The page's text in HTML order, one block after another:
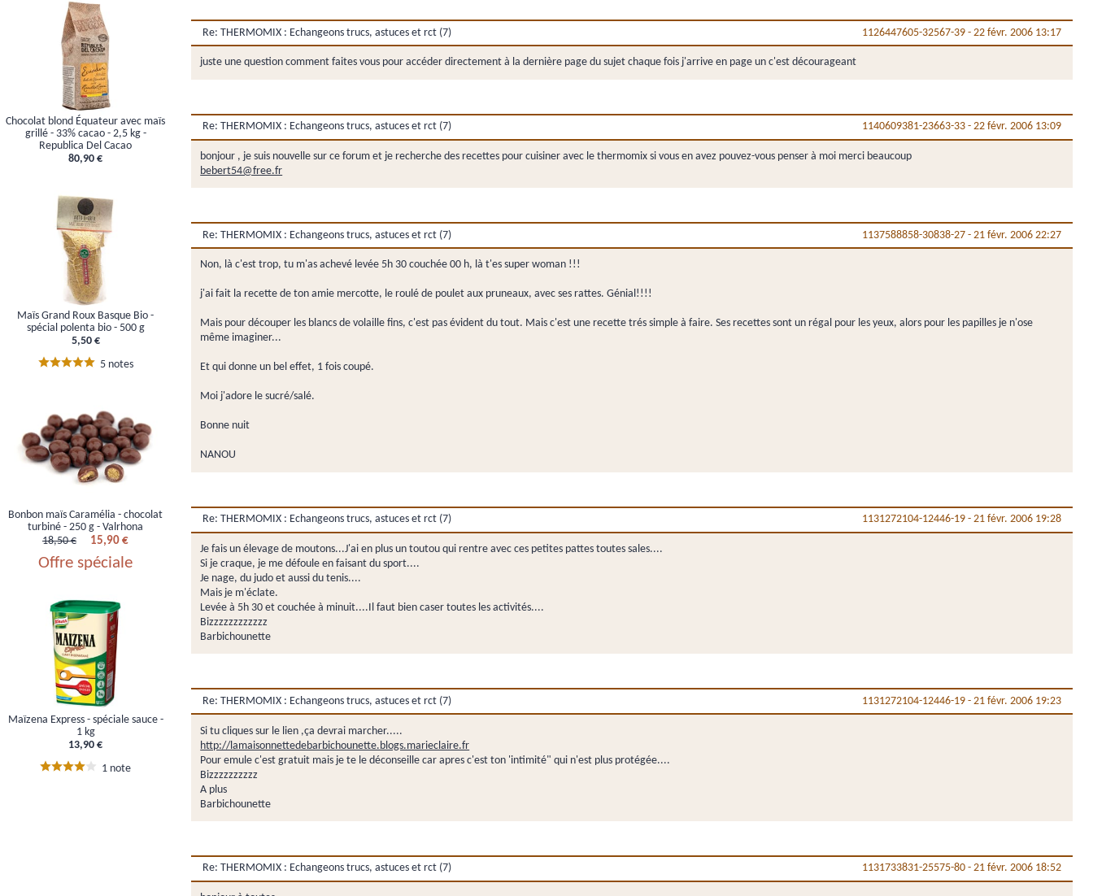
Chocolat blond Équateur avec maïs
grillé - 33% cacao - 2,5 kg -
Republica Del Cacao
80,90 €
Maïs Grand Roux Basque Bio -
spécial polenta bio - 500 g
5,50 €
5 notes
Bonbon maïs Caramélia - chocolat
turbiné - 250 g - Valrhona
18,50 €
15,90 €
Offre spéciale
Maïzena Express - spéciale sauce -
1 kg
13,90 €
1 note
Re: THERMOMIX : Echangeons trucs, astuces et rct (7) 1126447605-32567-39 - 22 févr. 2006 13:17
juste une question comment faites vous pour accéder directement à la dernière page du sujet chaque fois j'arrive en page un c'est décourageant
Re: THERMOMIX : Echangeons trucs, astuces et rct (7) 1140609381-23663-33 - 22 févr. 2006 13:09
bonjour , je suis nouvelle sur ce forum et je recherche des recettes pour cuisiner avec le thermomix si vous en avez pouvez-vous penser à moi merci beaucoup
bebert54@free.fr
Re: THERMOMIX : Echangeons trucs, astuces et rct (7) 1137588858-30838-27 - 21 févr. 2006 22:27
Non, là c'est trop, tu m'as achevé levée 5h 30 couchée 00 h, là t'es super woman !!!
j'ai fait la recette de ton amie mercotte, le roulé de poulet aux pruneaux, avec ses rattes. Génial!!!!
Mais pour découper les blancs de volaille fins, c'est pas évident du tout. Mais c'est une recette trés simple à faire. Ses recettes sont un régal pour les yeux, alors pour les papilles je n'ose
même imaginer...
Et qui donne un bel effet, 1 fois coupé.
Moi j'adore le sucré/salé.
Bonne nuit
NANOU
Re: THERMOMIX : Echangeons trucs, astuces et rct (7) 1131272104-12446-19 - 21 févr. 2006 19:28
Je fais un élevage de moutons...J'ai en plus un toutou qui rentre avec ces petites pattes toutes sales....
Si je craque, je me défoule en faisant du sport....
Je nage, du judo et aussi du tenis....
Mais je m'éclate.
Levée à 5h 30 et couchée à minuit....Il faut bien caser toutes les activités....
Bizzzzzzzzzzzz
Barbichounette
Re: THERMOMIX : Echangeons trucs, astuces et rct (7) 1131272104-12446-19 - 21 févr. 2006 19:23
Si tu cliques sur le lien ,ça devrai marcher.....
http://lamaisonnettedebarbichounette.blogs.marieclaire.fr
Pour emule c'est gratuit mais je te le déconseille car apres c'est ton 'intimité" qui n'est plus protégée....
Bizzzzzzzzzz
A plus
Barbichounette
Re: THERMOMIX : Echangeons trucs, astuces et rct (7) 1131733831-25575-80 - 21 févr. 2006 18:52